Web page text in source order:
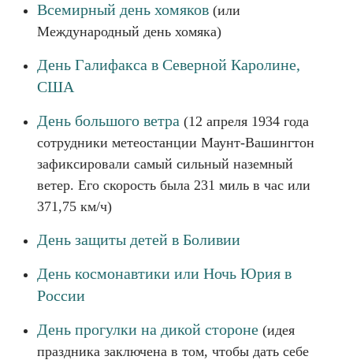
Всемирный день хомяков (или
Международный день хомяка)
День Галифакса в Северной Каролине,
США
День большого ветра (12 апреля 1934 года
сотрудники метеостанции Маунт-Вашингтон
зафиксировали самый сильный наземный
ветер. Его скорость была 231 миль в час или
371,75 км/ч)
День защиты детей в Боливии
День космонавтики или Ночь Юрия в
России
День прогулки на дикой стороне (идея
праздника заключена в том, чтобы дать себе